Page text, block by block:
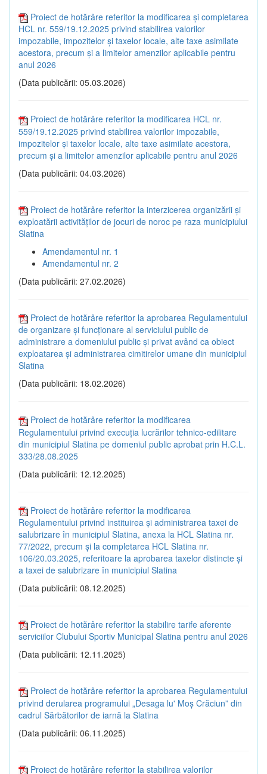
Proiect de hotărâre referitor la modificarea și completarea
HCL nr. 559/19.12.2025 privind stabilirea valorilor
impozabile, impozitelor și taxelor locale, alte taxe asimilate
acestora, precum și a limitelor amenzilor aplicabile pentru
anul 2026
(Data publicării: 05.03.2026)
Proiect de hotărâre referitor la modificarea HCL nr.
559/19.12.2025 privind stabilirea valorilor impozabile,
impozitelor și taxelor locale, alte taxe asimilate acestora,
precum și a limitelor amenzilor aplicabile pentru anul 2026
(Data publicării: 04.03.2026)
Proiect de hotărâre referitor la interzicerea organizării și
exploatării activităților de jocuri de noroc pe raza municipiului
Slatina
Amendamentul nr. 1
Amendamentul nr. 2
(Data publicării: 27.02.2026)
Proiect de hotărâre referitor la aprobarea Regulamentului
de organizare și funcționare al serviciului public de
administrare a domeniului public și privat având ca obiect
exploatarea și administrarea cimitirelor umane din municipiul
Slatina
(Data publicării: 18.02.2026)
Proiect de hotărâre referitor la modificarea
Regulamentului privind execuția lucrărilor tehnico-edilitare
din municipiul Slatina pe domeniul public aprobat prin H.C.L.
333/28.08.2025
(Data publicării: 12.12.2025)
Proiect de hotărâre referitor la modificarea
Regulamentului privind instituirea și administrarea taxei de
salubrizare în municipiul Slatina, anexa la HCL Slatina nr.
77/2022, precum și la completarea HCL Slatina nr.
106/20.03.2025, referitoare la aprobarea taxelor distincte și
a taxei de salubrizare în municipiul Slatina
(Data publicării: 08.12.2025)
Proiect de hotărâre referitor la stabilire tarife aferente
serviciilor Clubului Sportiv Municipal Slatina pentru anul 2026
(Data publicării: 12.11.2025)
Proiect de hotărâre referitor la aprobarea Regulamentului
privind derularea programului „Desaga lu' Moș Crăciun” din
cadrul Sărbătorilor de iarnă la Slatina
(Data publicării: 06.11.2025)
Proiect de hotărâre referitor la stabilirea valorilor